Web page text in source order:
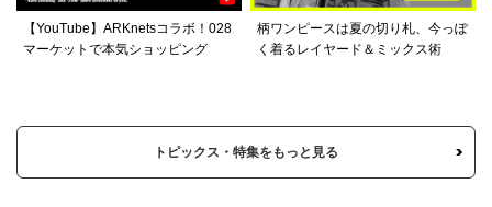
【YouTube】ARKnetsコラボ！028
マーケットで本気ショッピング
柄ワンピースは夏の切り札、今っぽ
く着るレイヤード＆ミックス術
トピックス・特集をもっと見る